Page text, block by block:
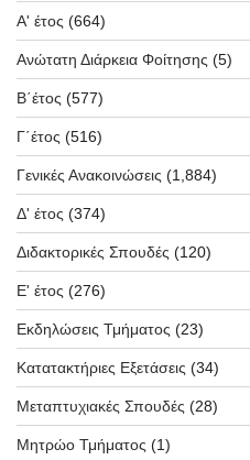
Α' έτος (664)
Ανώτατη Διάρκεια Φοίτησης (5)
Β΄έτος (577)
Γ΄έτος (516)
Γενικές Ανακοινώσεις (1,884)
Δ' έτος (374)
Διδακτορικές Σπουδές (120)
Ε' έτος (276)
Εκδηλώσεις Τμήματος (23)
Κατατακτήριες Εξετάσεις (34)
Μεταπτυχιακές Σπουδές (28)
Μητρώο Τμήματος (1)